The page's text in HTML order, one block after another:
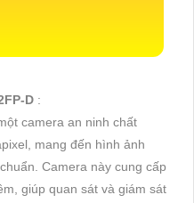
D :
camera an ninh chất
mang đến hình ảnh
Camera này cung cấp
giúp quan sát và giám sát